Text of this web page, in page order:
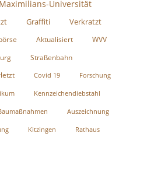
Universität
Graffiti Verkratzt
Aktualisiert
WVV
Straßenbahn
Covid 19 Forschung
Kennzeichendiebstahl
Auszeichnung
Kitzingen Rathaus